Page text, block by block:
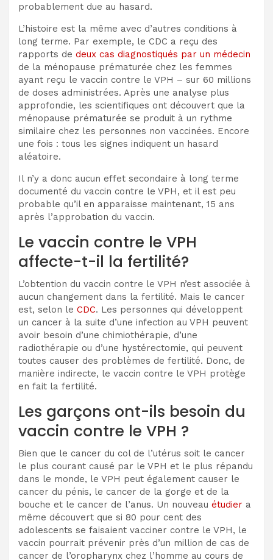
probablement due au hasard.
L’histoire est la même avec d’autres conditions à
long terme. Par exemple, le CDC a reçu des
rapports de deux cas diagnostiqués par un médecin
de la ménopause prématurée chez les femmes
ayant reçu le vaccin contre le VPH – sur 60 millions
de doses administrées. Après une analyse plus
approfondie, les scientifiques ont découvert que la
ménopause prématurée se produit à un rythme
similaire chez les personnes non vaccinées. Encore
une fois : tous les signes indiquent un hasard
aléatoire.
Il n’y a donc aucun effet secondaire à long terme
documenté du vaccin contre le VPH, et il est peu
probable qu’il en apparaisse maintenant, 15 ans
après l’approbation du vaccin.
Le vaccin contre le VPH
affecte-t-il la fertilité?
L’obtention du vaccin contre le VPH n’est associée à
aucun changement dans la fertilité. Mais le cancer
est, selon le CDC. Les personnes qui développent
un cancer à la suite d’une infection au VPH peuvent
avoir besoin d’une chimiothérapie, d’une
radiothérapie ou d’une hystérectomie, qui peuvent
toutes causer des problèmes de fertilité. Donc, de
manière indirecte, le vaccin contre le VPH protège
en fait la fertilité.
Les garçons ont-ils besoin du
vaccin contre le VPH ?
Bien que le cancer du col de l’utérus soit le cancer
le plus courant causé par le VPH et le plus répandu
dans le monde, le VPH peut également causer le
cancer du pénis, le cancer de la gorge et de la
bouche et le cancer de l’anus. Un nouveau étudier a
même découvert que si 80 pour cent des
adolescents se faisaient vacciner contre le VPH, le
vaccin pourrait prévenir près d’un million de cas de
cancer de l’oropharynx chez l’homme au cours de